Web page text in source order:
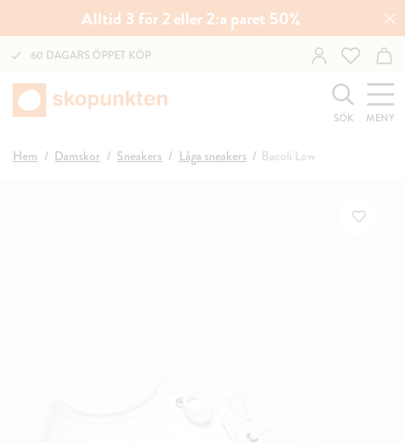
Alltid 3 för 2 eller 2:a paret 50%
60 DAGARS ÖPPET KÖP
SÖK MENY
Hem Damskor Sneakers Låga sneakers Bacoli Low